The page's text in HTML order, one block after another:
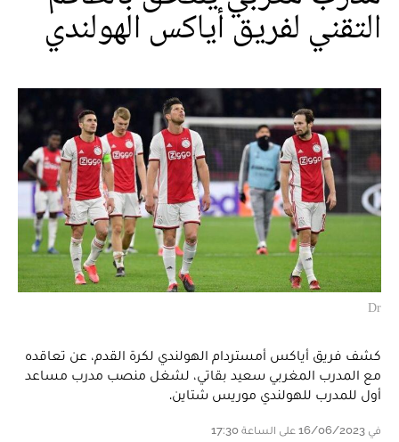
التقني لفريق أياكس الهولندي
Dr
كشف فريق أياكس أمستردام الهولندي لكرة القدم، عن تعاقده
مع المدرب المغربي سعيد بقاتي، لشغل منصب مدرب مساعد
أول للمدرب للهولندي موريس شتاين.
في 16/06/2023 على الساعة 17:30